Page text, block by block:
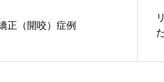
正（開咬）症例